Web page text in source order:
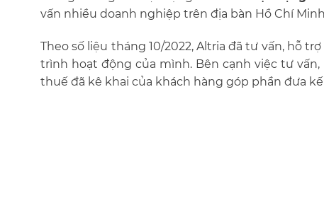
vấn nhiều doanh nghiệp trên địa bàn Hồ Chí
Theo số liệu tháng 10/2022, Altria đã tư vấn, hỗ
trình hoạt động của mình. Bên cạnh việc tư
thuế đã kê khai của khách hàng góp phần đưa